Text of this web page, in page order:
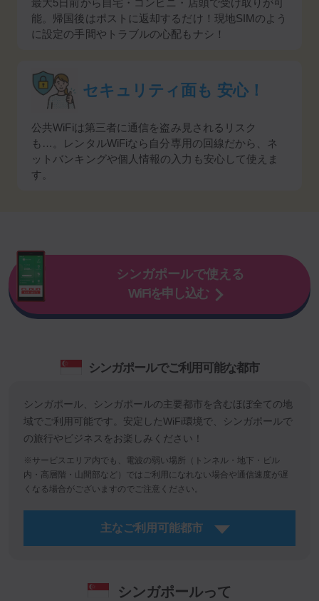
能。帰国後はポストに返却するだけ！現地SIMのよう
に設定の手間やトラブルの心配もナシ！
セキュリティ面も 安心！
公共WiFiは第三者に通信を盗み見されるリスク
も…。レンタルWiFiなら自分専用の回線だから、ネ
ットバンキングや個人情報の入力も安心して使えま
す。
シンガポールで使える
WiFiを申し込む
シンガポールでご利用可能な都市
シンガポール、シンガポールの主要都市を含むほぼ全ての地
域でご利用可能です。安定したWiFi環境で、シンガポールで
の旅行やビジネスをお楽しみください！
※サービスエリア内でも、電波の弱い場所（トンネル・地下・ビル
内・高層階・山間部など）ではご利用になれない場合や通信速度が遅
くなる場合がございますのでご注意ください。
主なご利用可能都市
シンガポールって